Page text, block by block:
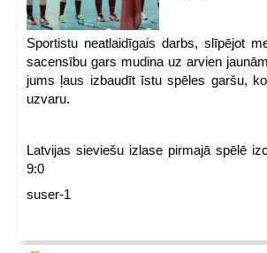
Sportistu neatlaidīgais darbs, slīpējot
sacensību gars mudina uz arvien
jums ļaus izbaudīt īstu spēles garšu,
uzvaru.
Latvijas sieviešu izlase pirmajā spēlē
9:0
suser-1